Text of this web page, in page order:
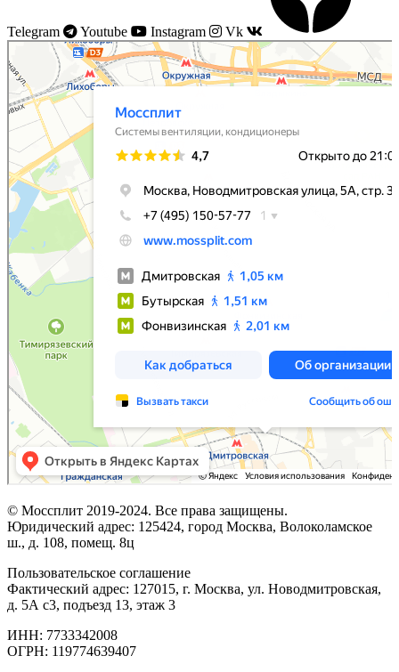
Telegram Youtube Instagram Vk
Моссплит
Системы вентиляции в Москве
Установка кондиционеров в Москве
© Моссплит 2019-2024. Все права защищены.
Юридический адрес: 125424, город Москва, Волоколамское
ш., д. 108, помещ. 8ц
Пользовательское соглашение
Фактический адрес: 127015, г. Москва, ул. Новодмитровская,
д. 5А с3, подъезд 13, этаж 3
ИНН: 7733342008
ОГРН: 119774639407